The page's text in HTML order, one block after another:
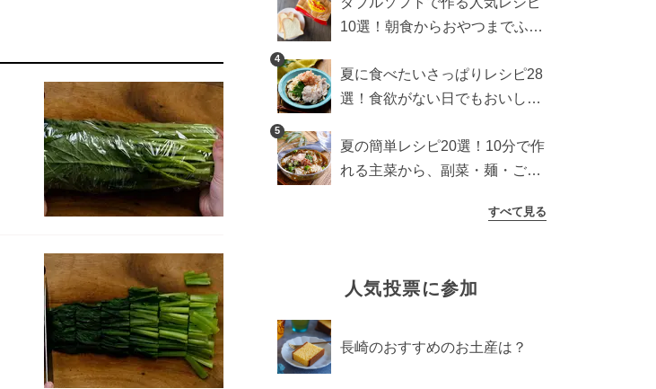
10選！朝食からおやつまでふん
4
夏に食べたいさっぱりレシピ28
選！食欲がない日でもおいしい
5
夏の簡単レシピ20選！10分で作
れる主菜から、副菜・麺・ごは
すべて見る
人気投票に参加
長崎のおすすめのお土産は？